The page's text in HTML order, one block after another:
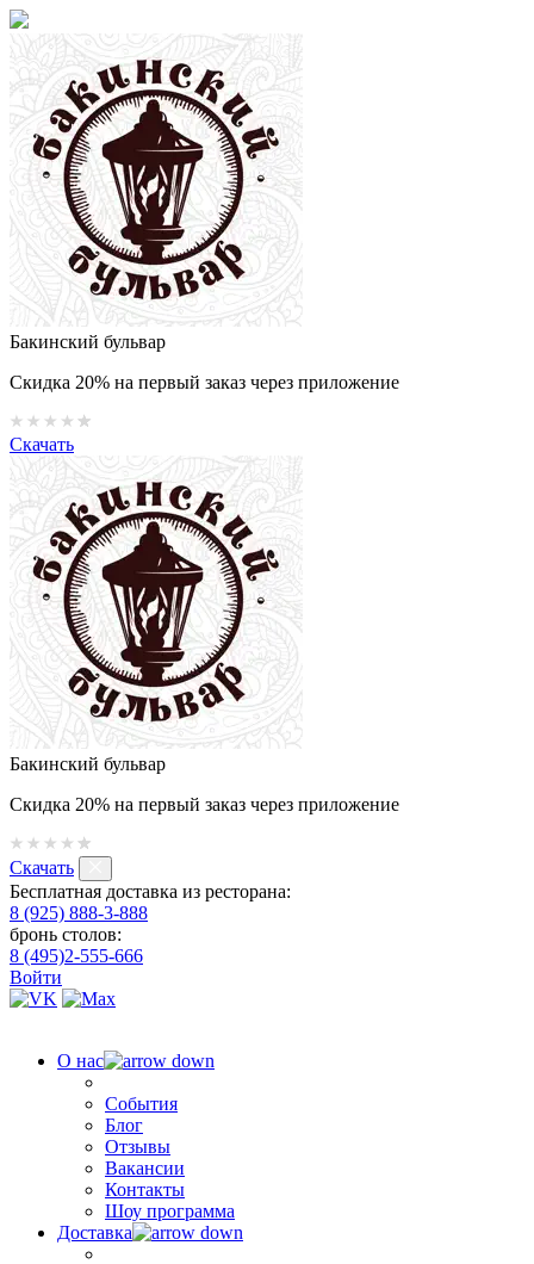
Бакинский бульвар
Скидка 20% на первый заказ через приложение
Скачать
Бакинский бульвар
Скидка 20% на первый заказ через приложение
Скачать
Бесплатная доставка из ресторана:
8 (925) 888-3-888
бронь столов:
8 (495)2-555-666
Войти
О нас
События
Блог
Отзывы
Вакансии
Контакты
Шоу программа
Доставка